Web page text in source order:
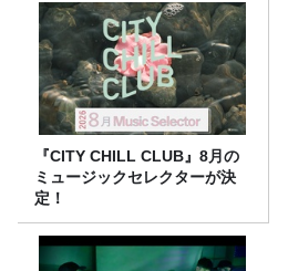
『CITY CHILL CLUB』8月の
ミュージックセレクターが決
定！